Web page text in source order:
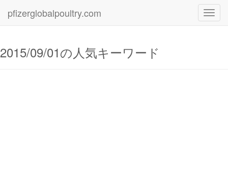
pfizerglobalpoultry.com
2015/09/01の人気キーワード